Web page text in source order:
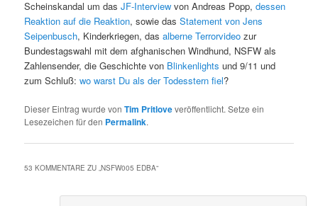
Scheinskandal um dasJF-Interview von Andreas Popp,dessen
Reaktion auf die Reaktion, sowie dasStatement von Jens
Seipenbusch, Kinderkriegen, dasalberne Terrorvideo zur
Bundestagswahl mit dem afghanischen Windhund, NSFW als
Zahlensender, die Geschichte von Blinkenlights und 9/11 und
zum Schluß:wo warst Du als der Todesstern fiel?
Dieser Eintrag wurde vonTim Pritloveveröffentlicht. Setze ein
Lesezeichen für den Permalink.
53 KOMMENTARE ZU „NSFW005 EDBA“